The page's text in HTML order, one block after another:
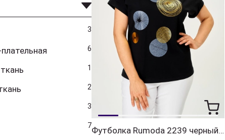
3
6
1
2
3
7
Футболка Rumoda 2239 черный кр.р.